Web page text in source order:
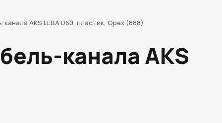
AKS LEBA D60, пластик, Орех (888)
канала AKS